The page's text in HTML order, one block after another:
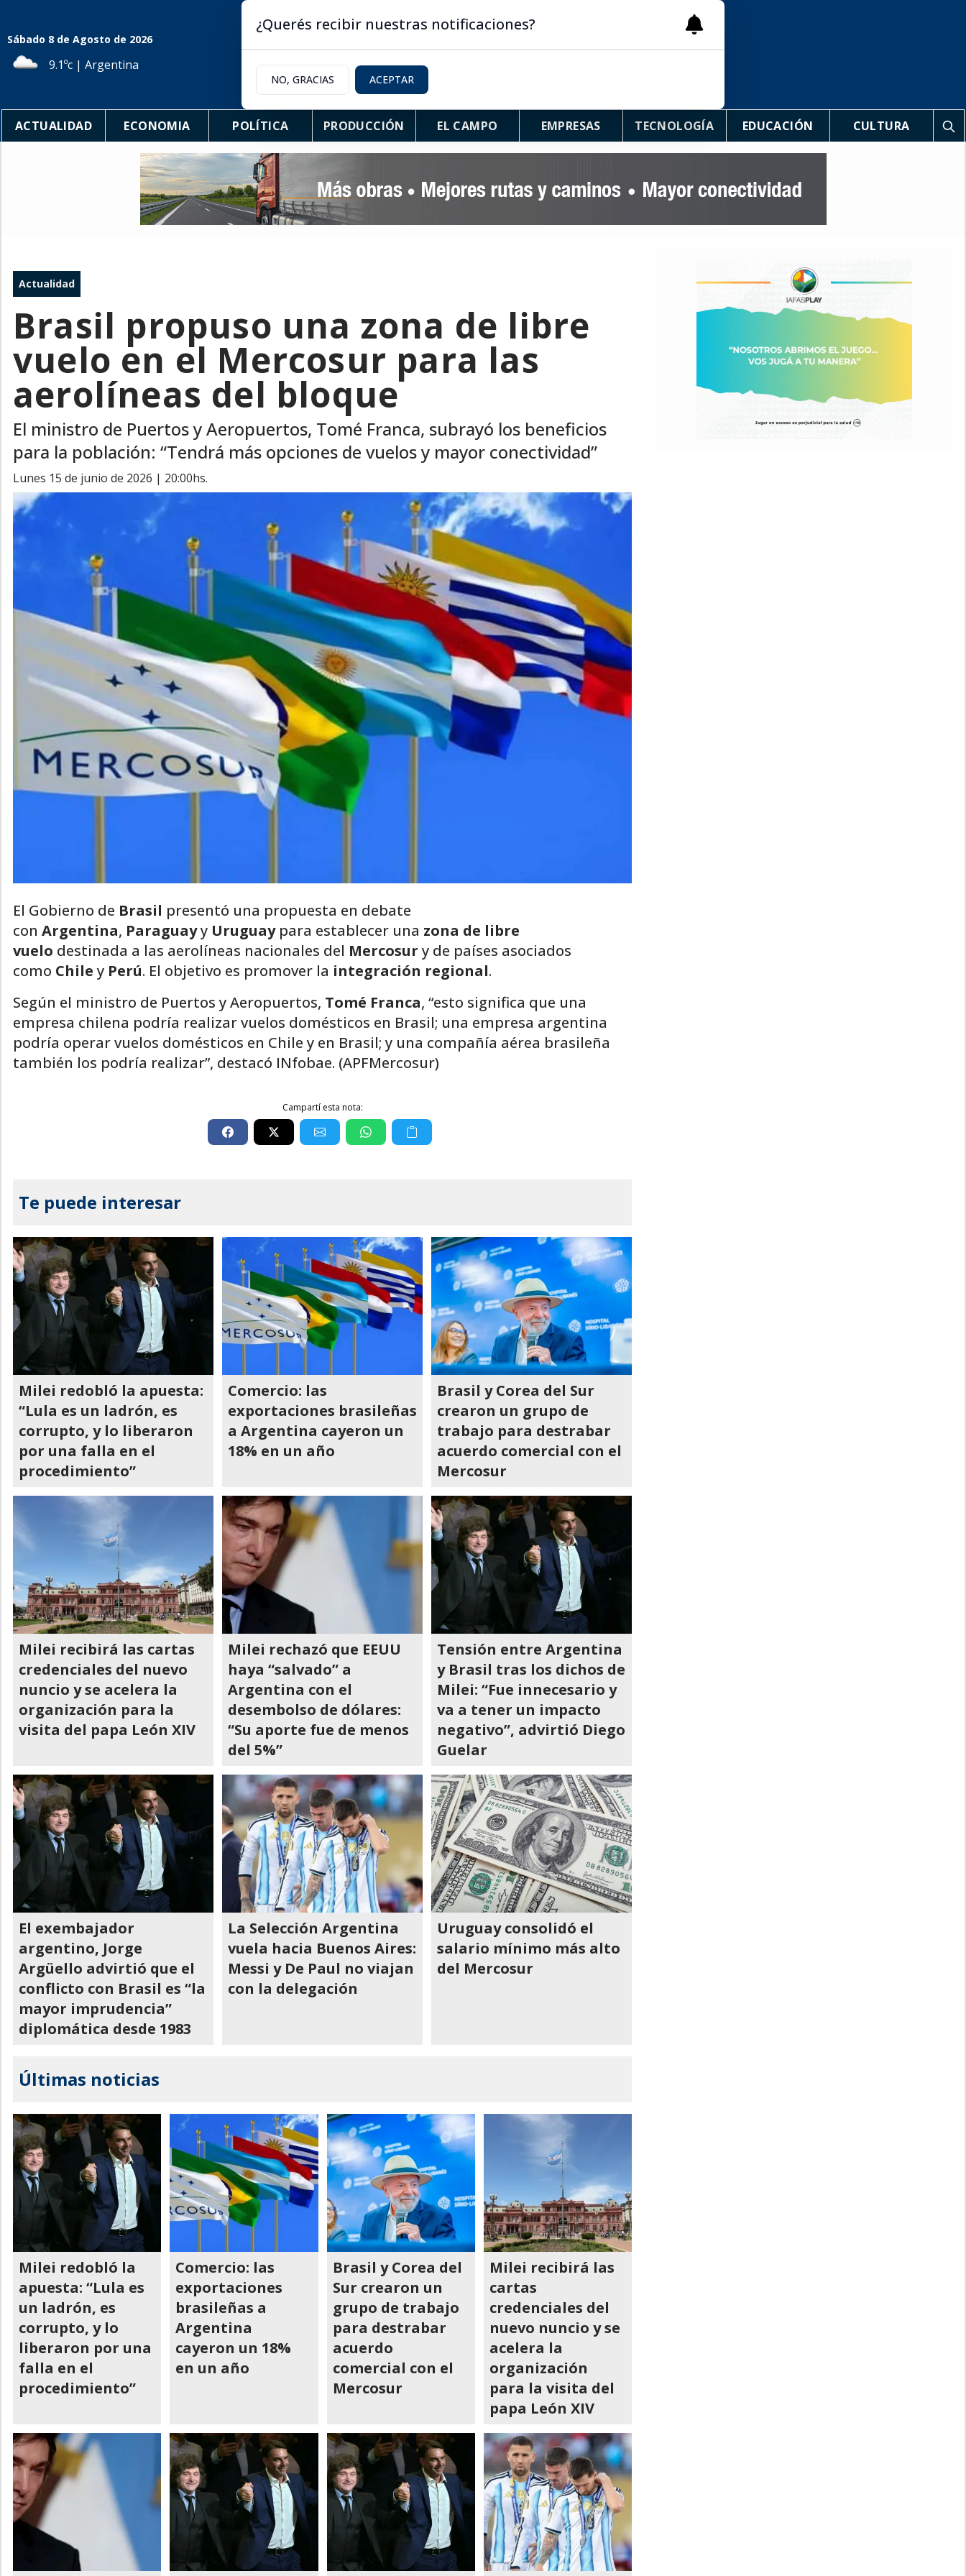
Sábado 8 de Agosto de 2026
9.1ºc | Argentina
ACTUALIDAD ECONOMIA POLÍTICA PRODUCCIÓN EL CAMPO EMPRESAS TECNOLOGÍA EDUCACIÓN CULTURA
Actualidad
Brasil propuso una zona de libre
vuelo en el Mercosur para las
aerolíneas del bloque
El ministro de Puertos y Aeropuertos, Tomé Franca, subrayó los beneficios
para la población: “Tendrá más opciones de vuelos y mayor conectividad”
lunes 15 de junio de 2026 | 20:00hs.
El Gobierno de Brasil presentó una propuesta en debate
con Argentina, Paraguayy Uruguaypara establecer una zona de libre
vuelo destinada a las aerolíneas nacionales del Mercosury de países asociados
como Chiley Perú. El objetivo es promover la integración regional.
Según el ministro de Puertos y Aeropuertos, Tomé Franca, “esto significa que una
empresa chilena podría realizar vuelos domésticos en Brasil; una empresa argentina
podría operar vuelos domésticos en Chile y en Brasil; y una compañía aérea brasileña
también los podría realizar”, destacó INfobae. (APFMercosur)
Campartí esta nota:
Te puede interesar
Milei redobló la apuesta:
“Lula es un ladrón, es
corrupto, y lo liberaron
por una falla en el
procedimiento”
Comercio: las
exportaciones brasileñas
a Argentina cayeron un
18% en un año
Brasil y Corea del Sur
crearon un grupo de
trabajo para destrabar
acuerdo comercial con el
Mercosur
Milei recibirá las cartas
credenciales del nuevo
nuncio y se acelera la
organización para la
visita del papa León XIV
Milei rechazó que EEUU
haya “salvado” a
Argentina con el
desembolso de dólares:
“Su aporte fue de menos
del 5%”
Tensión entre Argentina
y Brasil tras los dichos de
Milei: “Fue innecesario y
va a tener un impacto
negativo”, advirtió Diego
Guelar
El exembajador
argentino, Jorge
Argüello advirtió que el
conflicto con Brasil es “la
mayor imprudencia”
diplomática desde 1983
La Selección Argentina
vuela hacia Buenos Aires:
Messi y De Paul no viajan
con la delegación
Uruguay consolidó el
salario mínimo más alto
del Mercosur
Últimas noticias
Milei redobló la
apuesta: “Lula es
un ladrón, es
corrupto, y lo
liberaron por una
falla en el
procedimiento”
Comercio: las
exportaciones
brasileñas a
Argentina
cayeron un 18%
en un año
Brasil y Corea del
Sur crearon un
grupo de trabajo
para destrabar
acuerdo
comercial con el
Mercosur
Milei recibirá las
cartas
credenciales del
nuevo nuncio y se
acelera la
organización
para la visita del
papa León XIV
¿Querés recibir nuestras notificaciones?
NO, GRACIAS ACEPTAR